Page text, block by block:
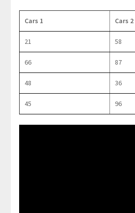
Cars 1 Cars 2
21 58
66 87
48 36
45 96